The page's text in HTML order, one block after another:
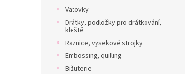
Vatovky
Drátky, podložky pro drátkování,
kleště
Raznice, výsekové strojky
Embossing, quilling
Bižuterie